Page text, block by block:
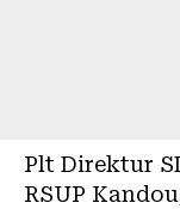
Plt Direktur
RSUP